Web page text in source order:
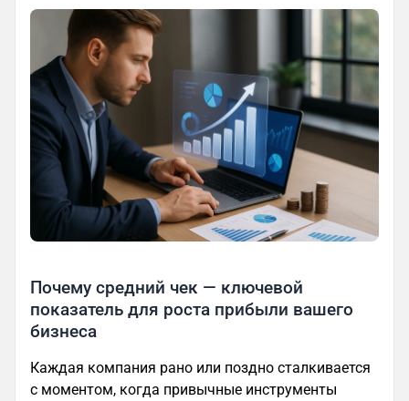
Почему средний чек — ключевой
показатель для роста прибыли вашего
бизнеса
Каждая компания рано или поздно сталкивается
с моментом, когда привычные инструменты